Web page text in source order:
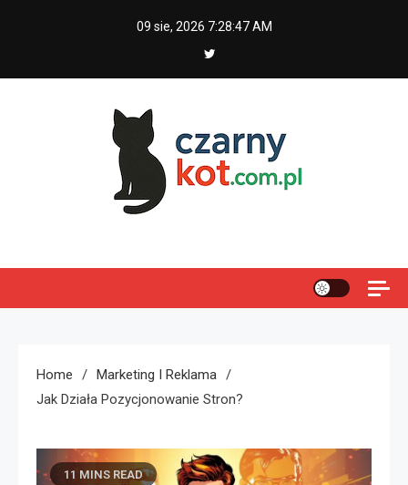
09 sie, 2026 7:28:47 AM
Home
Marketing I Reklama
Jak Działa Pozycjonowanie Stron?
11 MINS READ